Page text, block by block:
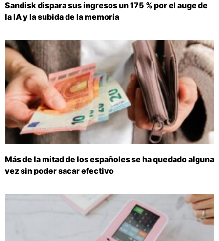
Sandisk dispara sus ingresos un 175 % por el auge de
la IA y la subida de la memoria
Más de la mitad de los españoles se ha quedado alguna
vez sin poder sacar efectivo